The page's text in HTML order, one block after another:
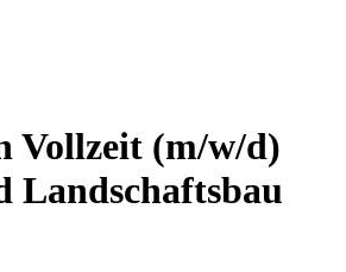
Vollzeit (m/w/d)
Landschaftsbau